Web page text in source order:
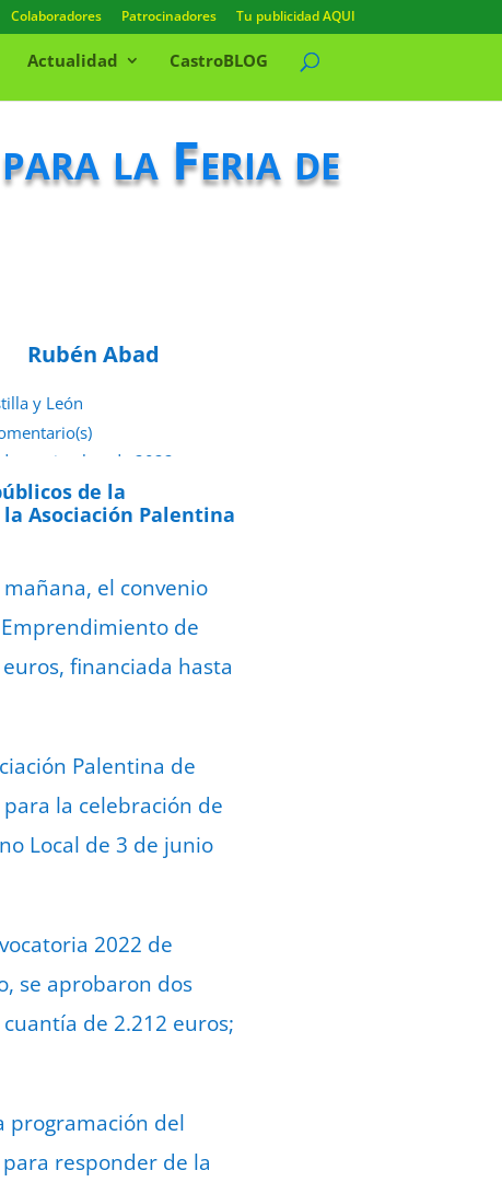
Colaboradores Patrocinadores Tu publicidad AQUI
Actualidad CastroBLOG
la Feria de
Rubén Abad
y León
septiembre de 2022
de la
Asociación Palentina
el convenio
de
financiada hasta
Palentina de
para la celebración de
Local de 3 de junio
2022 de
se aprobaron dos
de 2.212 euros;
programación del
responder de la